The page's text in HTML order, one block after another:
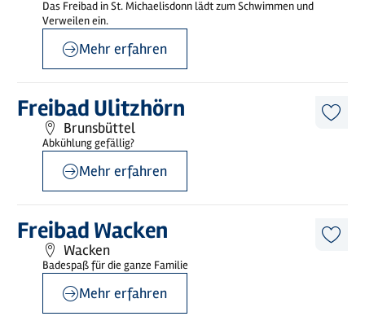
Das Freibad in St. Michaelisdonn lädt zum Schwimmen und
Verweilen ein.
Mehr erfahren
Freibad Ulitzhörn
Brunsbüttel
Abkühlung gefällig?
Mehr
erfahren
Mehr erfahren
Freibad Wacken
Wacken
Badespaß für die ganze Familie
Mehr
erfahren
Mehr erfahren